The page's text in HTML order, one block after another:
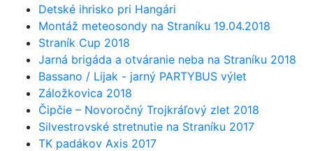
Detské ihrisko pri Hangári
Montáž meteosondy na Straníku 19.04.2018
Straník Cup 2018
Jarná brigáda a otváranie neba na Straníku 2018
Bassano / Lijak - jarný PARTYBUS výlet
Záložkovica 2018
Čipčie – Novoročný Trojkráľový zlet 2018
Silvestrovské stretnutie na Straníku 2017
TK padákov Axis 2017